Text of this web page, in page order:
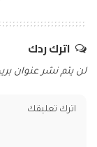
اترك ردك
لن يتم نشر عنوان